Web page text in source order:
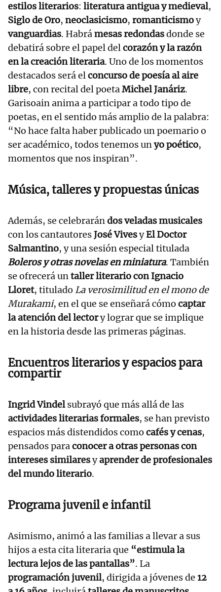
estilos literarios: literatura antigua y medieval,
Siglo de Oro, neoclasicismo, romanticismoy
vanguardias. Habrámesas redondasdonde se
debatirá sobre el papel delcorazón y la razón
en la creación literaria. Uno de los momentos
destacados será elconcurso de poesía al aire
libre, con recital del poetaMichel Janáriz.
Garisoain anima a participar a todo tipo de
poetas, en el sentido más amplio de la palabra:
“No hace falta haber publicado un poemario o
ser académico, todos tenemos unyo poético,
momentos que nos inspiran”.
Música, talleres y propuestas únicas
Además, se celebrarándos veladas musicales
con los cantautoresJosé VivesyEl Doctor
Salmantino, y una sesión especial titulada
Boleros y otras novelas en miniatura. También
se ofrecerá untaller literario con Ignacio
Lloret, titulado La verosimilitud en el mono de
Murakami, en el que se enseñará cómo captar
la atención del lectory lograr que se implique
en la historia desde las primeras páginas.
Encuentros literarios y espacios para
compartir
Ingrid Vindelsubrayó que más allá de las
actividades literarias formales, se han previsto
espacios más distendidos como cafés y cenas,
pensados paraconocer a otras personas con
intereses similaresyaprender de profesionales
del mundo literario.
Programa juvenil e infantil
Asimismo, animó a las familias a llevar a sus
hijos a esta cita literaria que “estimula la
lectura lejos de las pantallas”. La
programación juvenil, dirigida a jóvenes de 12